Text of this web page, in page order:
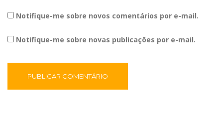
Notifique-me sobre novos comentários por e-mail.
Notifique-me sobre novas publicações por e-mail.